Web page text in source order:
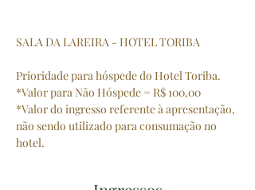
SALA DA LAREIRA - HOTEL TORIBA
Prioridade para hóspede do Hotel Toriba.
*Valor para Não Hóspede = R$ 100,00
*Valor do ingresso referente à apresentação,
não sendo utilizado para consumação no
hotel.